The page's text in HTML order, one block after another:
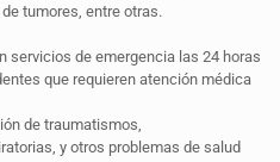
tumores, entre otras.
servicios de emergencia las 24 horas
que requieren atención médica
de traumatismos,
y otros problemas de salud